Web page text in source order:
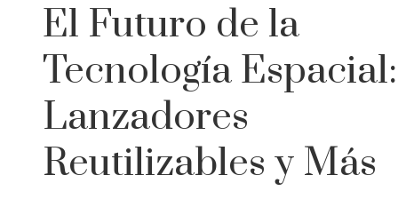
El Futuro de la
Tecnología Espacial:
Lanzadores
Reutilizables y Más